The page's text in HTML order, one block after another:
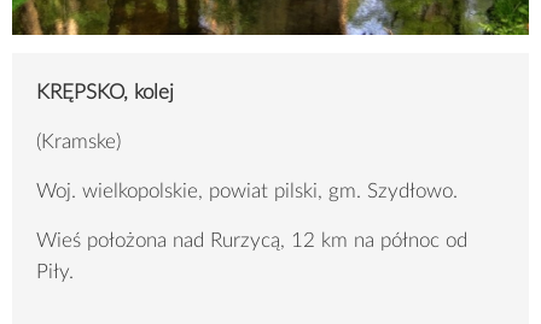
KRĘPSKO, kolej
(Kramske)
Woj. wielkopolskie, powiat pilski, gm. Szydłowo.
Wieś położona nad Rurzycą, 12 km na północ od
Piły.